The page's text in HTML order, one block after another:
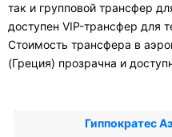
так и групповой трансфер
доступен VIP-трансфер для
Стоимость трансфера в
(Греция) прозрачна и
Гиппократес